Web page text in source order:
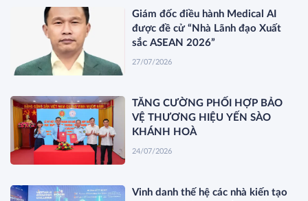
Giám đốc điều hành Medical AI
được đề cử “Nhà Lãnh đạo Xuất
sắc ASEAN 2026”
27/07/2026
TĂNG CƯỜNG PHỐI HỢP BẢO
VỆ THƯƠNG HIỆU YẾN SÀO
KHÁNH HOÀ
24/07/2026
Vinh danh thế hệ các nhà kiến tạo